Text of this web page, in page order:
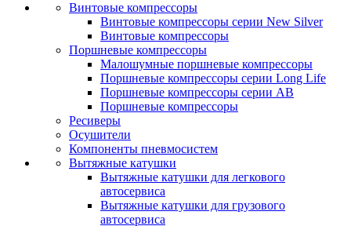
Винтовые компрессоры
Винтовые компрессоры серии New Silver
Винтовые компрессоры
Поршневые компрессоры
Малошумные поршневые компрессоры
Поршневые компрессоры серии Long Life
Поршневые компрессоры серии AB
Поршневые компрессоры
Ресиверы
Осушители
Компоненты пневмосистем
Вытяжные катушки
Вытяжные катушки для легкового
автосервиса
Вытяжные катушки для грузового
автосервиса